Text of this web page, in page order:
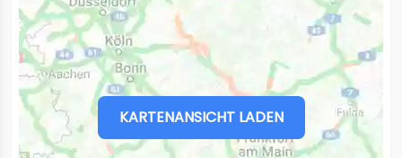
KARTENANSICHT LADEN